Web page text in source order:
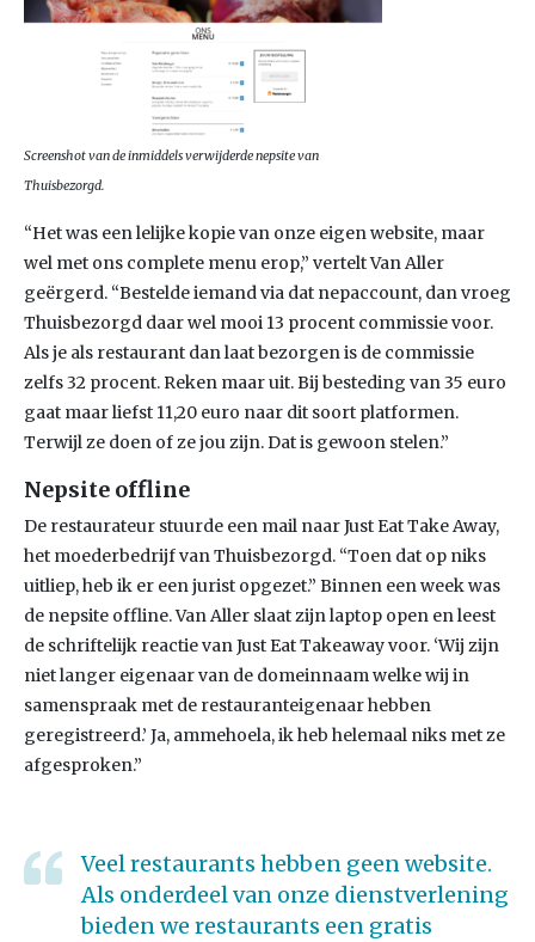
Screenshot van de inmiddels verwijderde nepsite van
Thuisbezorgd.
“Het was een lelijke kopie van onze eigen website, maar
wel met ons complete menu erop,” vertelt Van Aller
geërgerd. “Bestelde iemand via dat nepaccount, dan vroeg
Thuisbezorgd daar wel mooi 13 procent commissie voor.
Als je als restaurant dan laat bezorgen is de commissie
zelfs 32 procent. Reken maar uit. Bij besteding van 35 euro
gaat maar liefst 11,20 euro naar dit soort platformen.
Terwijl ze doen of ze jou zijn. Dat is gewoon stelen.”
Nepsite offline
De restaurateur stuurde een mail naar Just Eat Take Away,
het moederbedrijf van Thuisbezorgd. “Toen dat op niks
uitliep, heb ik er een jurist opgezet.” Binnen een week was
de nepsite offline. Van Aller slaat zijn laptop open en leest
de schriftelijk reactie van Just Eat Takeaway voor. ‘Wij zijn
niet langer eigenaar van de domeinnaam welke wij in
samenspraak met de restauranteigenaar hebben
geregistreerd.’ Ja, ammehoela, ik heb helemaal niks met ze
afgesproken.”
Veel restaurants hebben geen website.
Als onderdeel van onze dienstverlening
bieden we restaurants een gratis